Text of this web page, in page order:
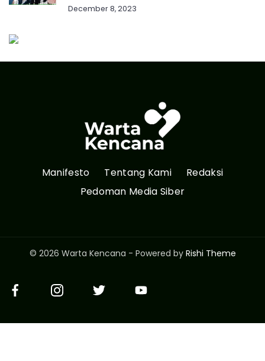
December 8, 2023
Manifesto Tentang Kami
Redaksi
Pedoman Media Siber
© 2026 Warta Kencana - Powered by Rishi Theme